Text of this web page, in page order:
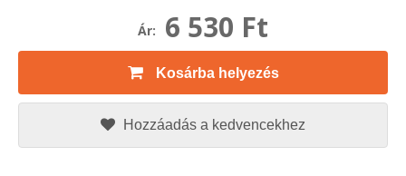
Ár: 6 530 Ft
Kosárba helyezés
Hozzáadás a kedvencekhez